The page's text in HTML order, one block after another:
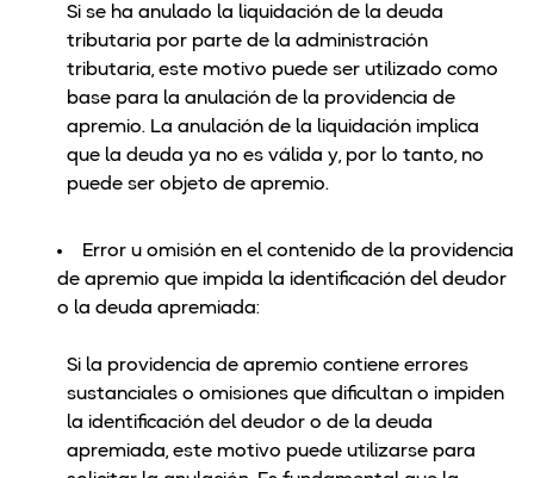
Si se ha anulado la liquidación de la deuda
tributaria por parte de la administración
tributaria, este motivo puede ser utilizado como
base para la anulación de la providencia de
apremio. La anulación de la liquidación implica
que la deuda ya no es válida y, por lo tanto, no
puede ser objeto de apremio.
Error u omisión en el contenido de la providencia
de apremio que impida la identificación del deudor
o la deuda apremiada:
Si la providencia de apremio contiene errores
sustanciales o omisiones que dificultan o impiden
la identificación del deudor o de la deuda
apremiada, este motivo puede utilizarse para